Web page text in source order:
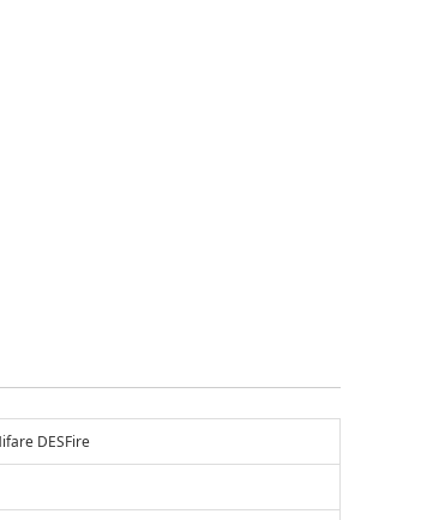
DESFire